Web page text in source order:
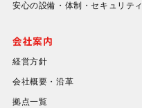
安心の設備・体制・セキュリティ
会社案内
経営方針
会社概要・沿革
拠点一覧